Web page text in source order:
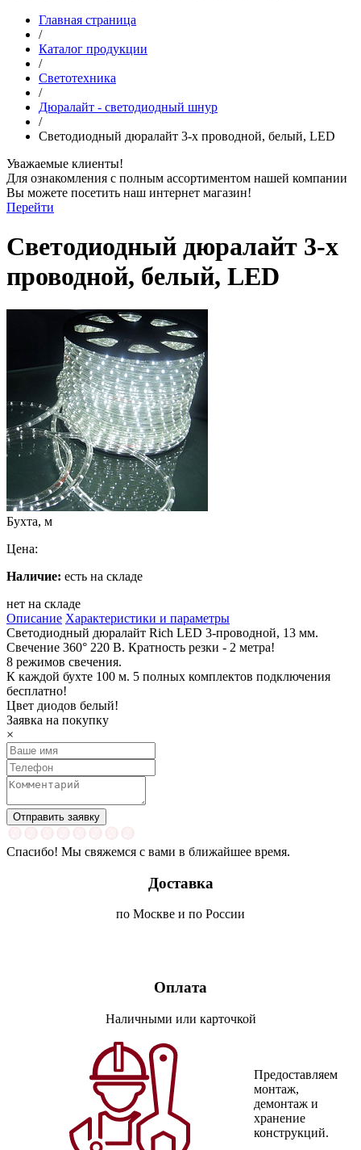
Главная страница
/
Каталог продукции
/
Светотехника
/
Дюралайт - светодиодный шнур
/
Светодиодный дюралайт 3-х проводной, белый, LED
Уважаемые клиенты!
Для ознакомления с полным ассортиментом нашей компании
Вы можете посетить наш интернет магазин!
Перейти
Светодиодный дюралайт 3-х
проводной, белый, LED
Бухта, м
Цена:
Наличие: есть на складе
нет на складе
Описание Характеристики и параметры
Светодиодный дюралайт Rich LED 3-проводной, 13 мм.
Свечение 360° 220 В. Кратность резки - 2 метра!
8 режимов свечения.
К каждой бухте 100 м. 5 полных комплектов подключения
бесплатно!
Цвет диодов белый!
Заявка на покупку
×
Спасибо! Мы свяжемся с вами в ближайшее время.
Доставка
по Москве и по России
Оплата
Наличными или карточкой
Предоставляем
монтаж,
демонтаж и
хранение
конструкций.